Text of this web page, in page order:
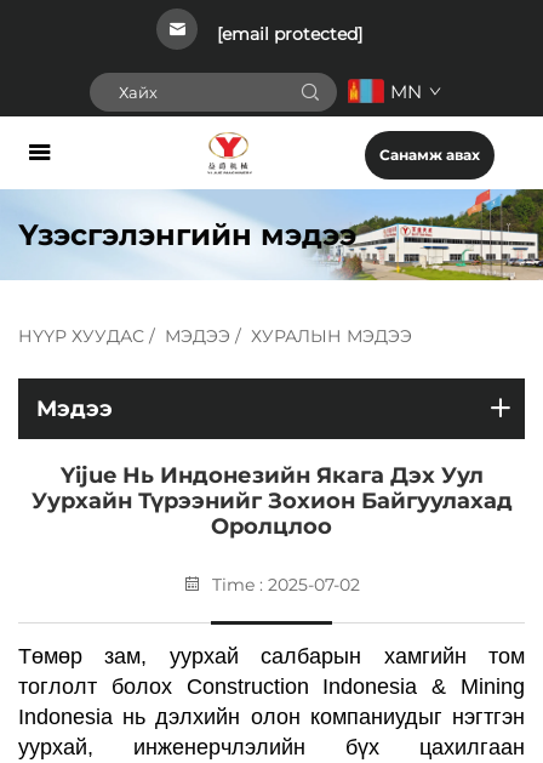
[email protected]
MN
Санамж авах
Үзэсгэлэнгийн мэдээ
НҮҮР ХУУДАС / МЭДЭЭ / ХУРАЛЫН МЭДЭЭ
Мэдээ
Yijue Нь Индонезийн Якага Дэх Уул
Уурхайн Түрээнийг Зохион Байгуулахад
Оролцлоо
Time : 2025-07-02
Төмөр зам, уурхай салбарын хамгийн том
тоглолт болох Construction Indonesia & Mining
Indonesia нь дэлхийн олон компаниудыг нэгтгэн
уурхай, инженерчлэлийн бүх цахилгаан